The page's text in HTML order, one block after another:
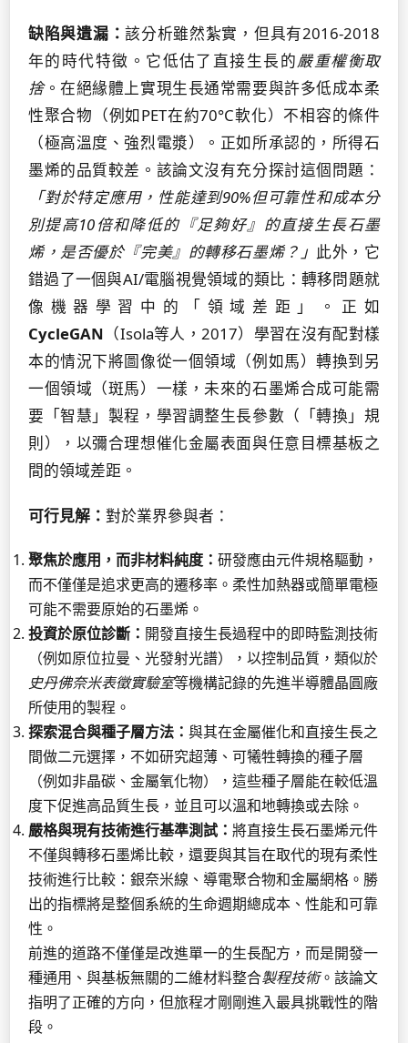
缺陷與遺漏：該分析雖然紮實，但具有2016-2018
年的時代特徵。它低估了直接生長的嚴重權衡取
捨。在絕緣體上實現生長通常需要與許多低成本柔
性聚合物（例如PET在約70°C軟化）不相容的條件
（極高溫度、強烈電漿）。正如所承認的，所得石
墨烯的品質較差。該論文沒有充分探討這個問題：
「對於特定應用，性能達到90%但可靠性和成本分
別提高10倍和降低的『足夠好』的直接生長石墨
烯，是否優於『完美』的轉移石墨烯？」 此外，它
錯過了一個與AI/電腦視覺領域的類比：轉移問題就
像機器學習中的「領域差距」。正如
CycleGAN （Isola等人，2017）學習在沒有配對樣
本的情況下將圖像從一個領域（例如馬）轉換到另
一個領域（斑馬）一樣，未來的石墨烯合成可能需
要「智慧」製程，學習調整生長參數（「轉換」規
則），以彌合理想催化金屬表面與任意目標基板之
間的領域差距。
可行見解： 對於業界參與者：
聚焦於應用，而非材料純度： 研發應由元件規格驅動，
而不僅僅是追求更高的遷移率。柔性加熱器或簡單電極
可能不需要原始的石墨烯。
投資於原位診斷： 開發直接生長過程中的即時監測技術
（例如原位拉曼、光發射光譜），以控制品質，類似於
史丹佛奈米表徵實驗室等機構記錄的先進半導體晶圓廠
所使用的製程。
探索混合與種子層方法： 與其在金屬催化和直接生長之
間做二元選擇，不如研究超薄、可犧牲轉換的種子層
（例如非晶碳、金屬氧化物），這些種子層能在較低溫
度下促進高品質生長，並且可以溫和地轉換或去除。
嚴格與現有技術進行基準測試： 將直接生長石墨烯元件
不僅與轉移石墨烯比較，還要與其旨在取代的現有柔性
技術進行比較：銀奈米線、導電聚合物和金屬網格。勝
出的指標將是整個系統的生命週期總成本、性能和可靠
性。
前進的道路不僅僅是改進單一的生長配方，而是開發一
種通用、與基板無關的二維材料整合製程技術。該論文
指明了正確的方向，但旅程才剛剛進入最具挑戰性的階
段。